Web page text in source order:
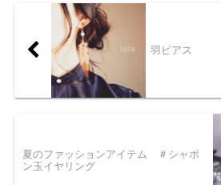
羽ピアス
夏のファッションアイテム ＃シャボ
ン玉イヤリング